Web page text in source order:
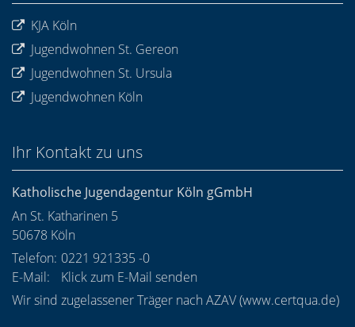
KJA Köln
Jugendwohnen St. Gereon
Jugendwohnen St. Ursula
Jugendwohnen Köln
Ihr Kontakt zu uns
Katholische Jugendagentur Köln gGmbH
An St. Katharinen 5
50678 Köln
Telefon: 0221 921335 -0
E-Mail:
Klick zum E-Mail senden
Wir sind zugelassener Träger nach AZAV (www.certqua.de)